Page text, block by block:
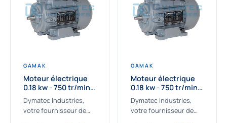
GAMAK
Moteur électrique
0.18 kw - 750 tr/min -
230/400V - IE2
Dymatec Industries,
votre fournisseur de
GAMAK
Moteur électrique
0.18 kw - 750 tr/min -
230/400V - IE3
Dymatec Industries,
votre fournisseur de